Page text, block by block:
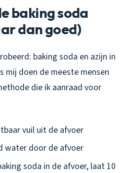
baking soda
dan goed)
baking soda en azijn in
mij doen de meeste mensen
die ik aanraad voor
vuil uit de afvoer
water door de afvoer
soda in de afvoer, laat 10